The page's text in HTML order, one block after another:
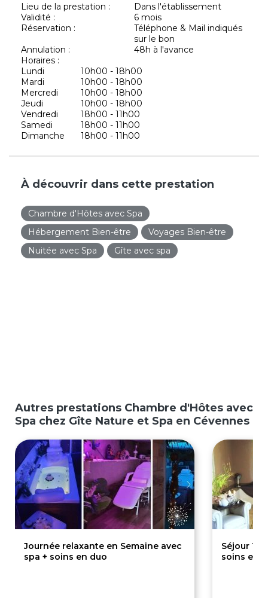
Lieu de la prestation :
Dans l'établissement
Validité :
6 mois
Réservation :
Téléphone & Mail indiqués
sur le bon
Annulation :
48h à l'avance
Horaires :
Lundi
10h00 - 18h00
Mardi
10h00 - 18h00
Mercredi
10h00 - 18h00
Jeudi
10h00 - 18h00
Vendredi
18h00 - 11h00
Samedi
18h00 - 11h00
Dimanche
18h00 - 11h00
À découvrir dans cette prestation
Chambre d'Hôtes avec Spa
Hébergement Bien-être
Voyages Bien-être
Nuitée avec Spa
Gîte avec spa
Autres prestations Chambre d'Hôtes avec
Spa chez Gîte Nature et Spa en Cévennes
Journée relaxante en Semaine avec
spa + soins en duo
Séjour 1
soins en